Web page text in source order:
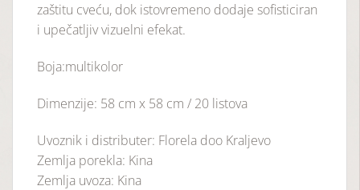
zaštitu cveću, dok istovremeno dodaje sofisticiran
i upečatljiv vizuelni efekat.
Boja:multikolor
Dimenzije: 58 cm x 58 cm / 20 listova
Uvoznik i distributer: Florela doo Kraljevo
Zemlja porekla: Kina
Zemlja uvoza: Kina